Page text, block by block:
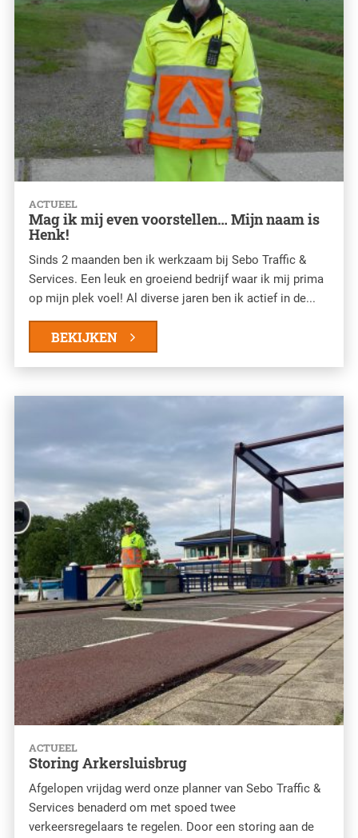
ACTUEEL
Mag ik mij even voorstellen… Mijn naam is
Henk!
Sinds 2 maanden ben ik werkzaam bij Sebo Traffic &
Services. Een leuk en groeiend bedrijf waar ik mij prima
op mijn plek voel! Al diverse jaren ben ik actief in de...
BEKIJKEN
ACTUEEL
Storing Arkersluisbrug
Afgelopen vrijdag werd onze planner van Sebo Traffic &
Services benaderd om met spoed twee
verkeersregelaars te regelen. Door een storing aan de